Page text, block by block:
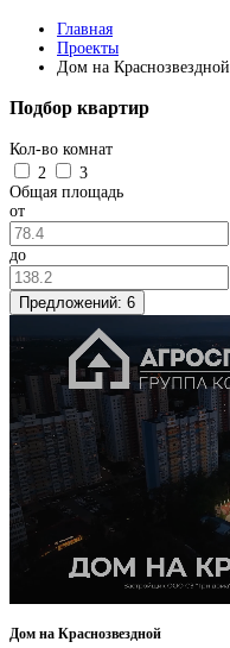
Главная
Проекты
Дом на Краснозвездной
Подбор квартир
Кол-во комнат
2
3
Общая площадь
от
до
Предложений: 6
Дом на Краснозвездной